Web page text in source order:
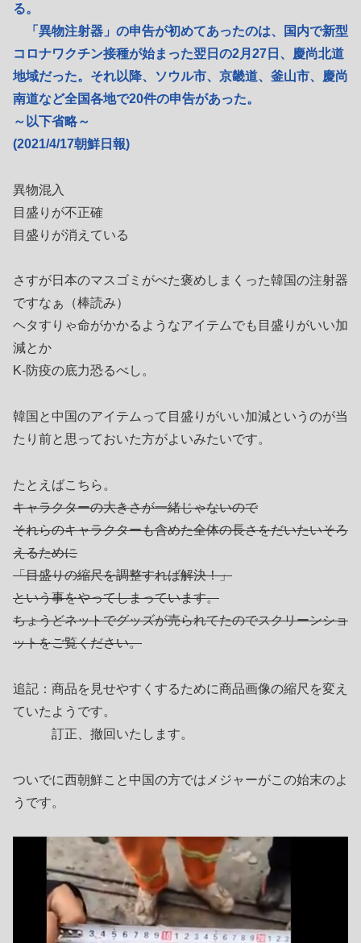
る。
「異物注射器」の申告が初めてあったのは、国内で新型
コロナワクチン接種が始まった翌日の2月27日、慶尚北道
地域だった。それ以降、ソウル市、京畿道、釜山市、慶尚
南道など全国各地で20件の申告があった。
～以下省略～
(2021/4/17朝鮮日報)
異物混入
目盛りが不正確
目盛りが消えている
さすが日本のマスゴミがべた褒めしまくった韓国の注射器
ですなぁ（棒読み）
ヘタすりゃ命がかかるようなアイテムでも目盛りがいい加
減とか
K-防疫の底力恐るべし。
韓国と中国のアイテムって目盛りがいい加減というのが当
たり前と思っておいた方がよいみたいです。
たとえばこちら。
キャラクターの大きさが一緒じゃないので
それらのキャラクターも含めた全体の長さをだいたいそろ
えるために
「目盛りの縮尺を調整すれば解決！」
という事をやってしまっています。
ちょうどネットでグッズが売られてたのでスクリーンショ
ットをご覧ください。
追記：商品を見せやすくするために商品画像の縮尺を変え
ていたようです。
訂正、撤回いたします。
ついでに西朝鮮こと中国の方ではメジャーがこの始末のよ
うです。